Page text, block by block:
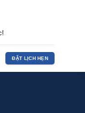
ĐẶT LỊCH HẸN